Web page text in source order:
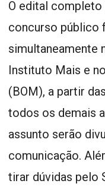
O edital
concurso público
simultaneamente
Instituto Mais e
(BOM), a partir
todos os demais
assunto serão
comunicação.
tirar dúvidas pelo